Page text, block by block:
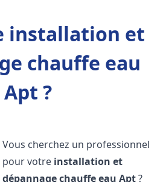
installation et
chauffe eau
Apt ?
Vous cherchez un professionnel
pour votre installation et
dépannage chauffe eau Apt?